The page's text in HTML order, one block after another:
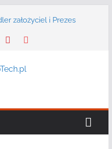
założyciel i Prezes
polski producent
zaprasza na
usługę